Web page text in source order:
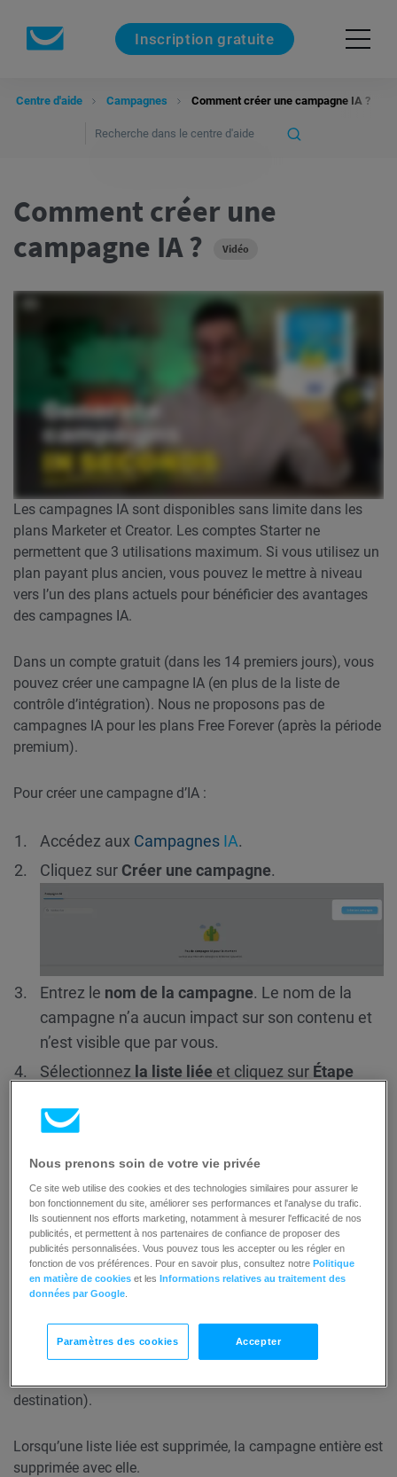
Inscription gratuite
Centre d'aide Campagnes Comment créer une campagne IA ?
Comment créer une
campagne IA ?
Vidéo
Les campagnes IA sont disponibles sans limite dans les
plans Marketer et Creator. Les comptes Starter ne
permettent que 3 utilisations maximum. Si vous utilisez un
plan payant plus ancien, vous pouvez le mettre à niveau
vers l’un des plans actuels pour bénéficier des avantages
des campagnes IA.
Dans un compte gratuit (dans les 14 premiers jours), vous
pouvez créer une campagne IA (en plus de la liste de
contrôle d’intégration). Nous ne proposons pas de
campagnes IA pour les plans Free Forever (après la période
premium).
Pour créer une campagne d’IA :
Accédez aux Campagnes IA.
Cliquez sur Créer une campagne.
Entrez le nom de la campagne. Le nom de la
campagne n’a aucun impact sur son contenu et
n’est visible que par vous.
Sélectionnez la liste liée et cliquez sur Étape
La liste liée de votre campagne ne peut pas être modifiée,
mais elle peut l’être pour des éléments individuels inclus
destination).
Lorsqu’une liste liée est supprimée, la campagne entière est
supprimée avec elle.
Nous prenons soin de votre vie privée
Ce site web utilise des cookies et des technologies similaires pour assurer le
bon fonctionnement du site, améliorer ses performances et l'analyse du trafic.
Ils soutiennent nos efforts marketing, notamment à mesurer l'efficacité de nos
publicités, et permettent à nos partenaires de confiance de proposer des
publicités personnalisées. Vous pouvez tous les accepter ou les régler en
fonction de vos préférences. Pour en savoir plus, consultez notrePolitique
en matière de cookies et lesInformations relatives au traitement des
données par Google
Paramètres des cookies Accepter